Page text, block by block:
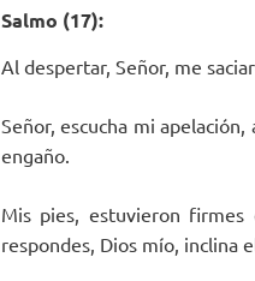
Salmo (17):
Al despertar, Señor, me
Señor, escucha mi
engaño.
Mis pies, estuvieron
respondes, Dios mío, inclina